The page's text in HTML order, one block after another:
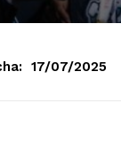
17/07/2025